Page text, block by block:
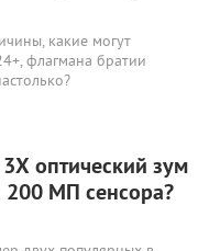
какие могут
флагмана братии
оптический зум
200 МП сенсора?